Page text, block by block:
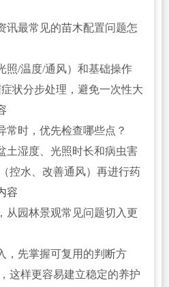
讯最常见的苗木配置问题怎
照/温度/通风）和基础操作
症状分步处理，避免一次性大
常时，优先检查哪些点？
土湿度、光照时长和病虫害
控水、改善通风）再进行药
容
从园林景观常见问题切入更
，先掌握可复用的判断方
这样更容易建立稳定的养护